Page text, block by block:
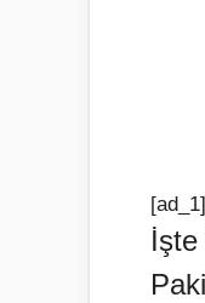
[ad_1]
İşte